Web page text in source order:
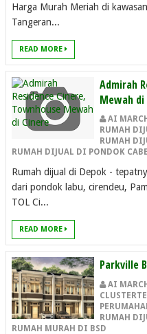
Harga Murah Meriah di
Tangeran...
READ MORE
Admirah
Mewah di
AI
RUMAH
RUMAH
RUMAH DIJUAL DI PONDOK CABE
Rumah dijual di Depok -
dari pondok labu, cirendeu,
TOL Ci...
READ MORE
Parkville
AI
RUMAH
RUMAH MURAH DI BSD